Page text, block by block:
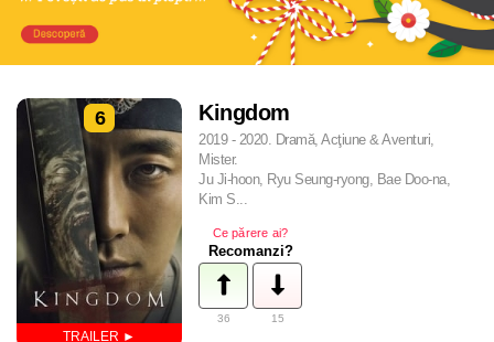
6 Kingdom
2019 - 2020. Dramă, Acţiune & Aventuri,
Mister.
Ju Ji-hoon, Ryu Seung-ryong, Bae Doo-na,
Kim S...
Ce părere ai?
Recomanzi?
36 15